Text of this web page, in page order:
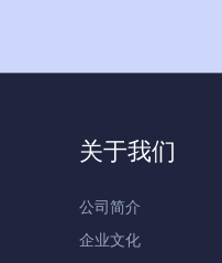
关于我们
公司简介
企业文化